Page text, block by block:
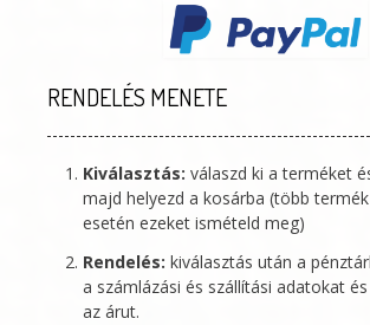
RENDELÉS MENETE
Kiválasztás: válaszd ki a terméket
majd helyezd a kosárba (több
esetén ezeket ismételd meg)
Rendelés: kiválasztás után a
a számlázási és szállítási adatokat
az árut.